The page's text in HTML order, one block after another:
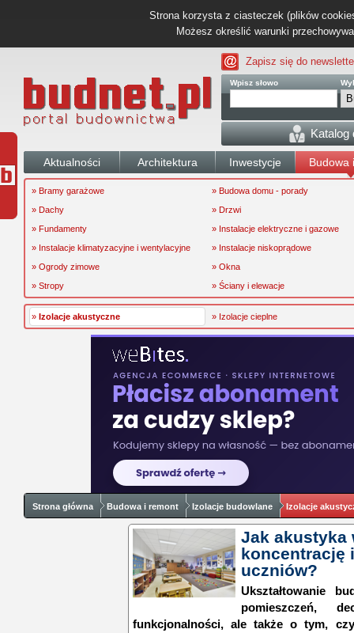
Strona korzysta z ciasteczek (plików
Możesz określić warunki
Zapisz się do
Wpisz słowo
Katalog
Aktualności Architektura Inwestycje Budowa
» Bramy garażowe
» Budowa domu - porady
» Dachy
» Drzwi
» Fundamenty
» Instalacje elektryczne i gazowe
» Instalacje klimatyzacyjne i wentylacyjne
» Instalacje niskoprądowe
» Ogrody zimowe
» Okna
» Stropy
» Ściany i elewacje
» Izolacje akustyczne » Izolacje cieplne
Strona główna Budowa i remont Izolacje budowlane Izolacje
Jak akustyka
koncentrację
uczniów?
Ukształtowanie
pomieszczeń,
funkcjonalności, ale także o tym,